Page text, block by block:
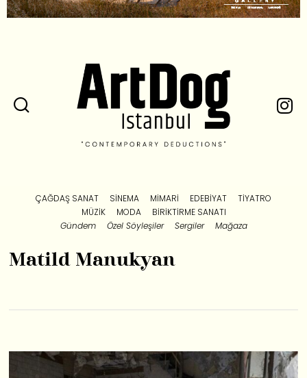
ÇAĞDAŞ SANAT SINEMA MIMARI EDEBIYAT
TIYATRO
MÜZIK
MODA
BIRIKTIRME SANATI
Gündem
Özel Söyleşiler Sergiler Mağaza
Matild Manukyan